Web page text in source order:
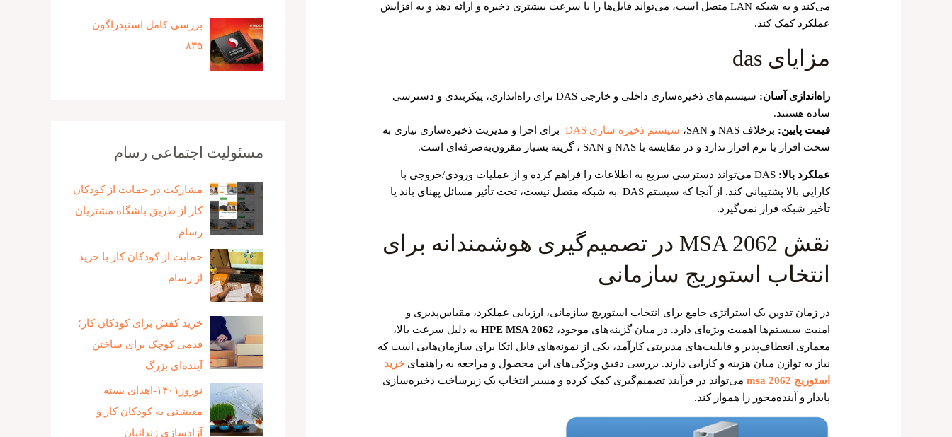
می‌کند و به شبکه LAN متصل است، می‌تواند فایل‌ها را با سرعت بیشتری ذخیره و ارائه دهد و به افزایش
عملکرد کمک کند.
مزایای das
راه‌اندازی آسان:
سیستم‌های ذخیره‌سازی داخلی و خارجی DAS برای راه‌اندازی، پیکربندی و دسترسی
ساده هستند.
قیمت پایین: برخلاف NAS و SAN، سیستم ذخیره سازی DAS
برای اجرا و مدیریت ذخیره‌سازی نیازی به
سخت افزار یا نرم افزار ندارد و در مقایسه با NAS و SAN ، گزینه بسیار مقرون‌به‌صرفه‌ای است.
عملکرد بالا:
DAS می‌تواند دسترسی سریع به اطلاعات را فراهم کرده و از عملیات ورودی/خروجی با
کارایی بالا پشتیبانی کند. از آنجا که سیستم DAS به شبکه متصل نیست، تحت تأثیر مسائل پهنای باند یا
تأخیر شبکه قرار نمی‌گیرد.
نقش MSA 2062 در تصمیم‌گیری هوشمندانه برای
انتخاب استوریج سازمانی
در زمان تدوین یک استراتژی جامع برای انتخاب استوریج سازمانی، ارزیابی عملکرد، مقیاس‌پذیری و
امنیت سیستم‌ها اهمیت ویژه‌ای دارد. در میان گزینه‌های موجود، HPE MSA 2062 به دلیل سرعت بالا،
معماری انعطاف‌پذیر و قابلیت‌های مدیریتی کارآمد، یکی از نمونه‌های قابل اتکا برای سازمان‌هایی است که
نیاز به توازن میان هزینه و کارایی دارند. بررسی دقیق ویژگی‌های این محصول و مراجعه به راهنمایخرید
استوریج msa 2062
می‌تواند در فرآیند تصمیم‌گیری کمک کرده و مسیر انتخاب یک زیرساخت ذخیره‌سازی
پایدار و آینده‌محور را هموار کند.
بررسی کامل اسنپدراگون
۸۳۵
مسئولیت اجتماعی رسام
مشارکت در حمایت از کودکان
کار از طریق باشگاه مشتریان
رسام
حمایت از کودکان کار با خرید
از رسام
خرید کفش برای کودکان کار؛
قدمی کوچک برای ساختن
آینده‌ای بزرگ
نوروز۱۴۰۱-اهدای بسته
معیشتی به کودکان کار و
آزادسازی زندانیان